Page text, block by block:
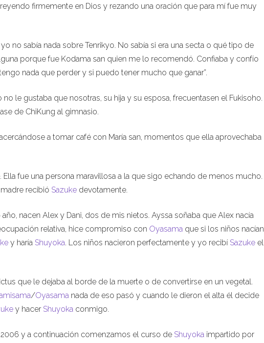
firmemente en Dios y rezando una oración que para mí fue muy
no sabía nada sobre Tenrikyo. No sabía si era una secta o qué tipo de
porque fue Kodama san quien me lo recomendó. Confiaba y confío
nada que perder y si puedo tener mucho que ganar”.
le gustaba que nosotras, su hija y su esposa, frecuentasen el Fukisoho.
de ChiKung al gimnasio.
a tomar café con María san, momentos que ella aprovechaba
fue una persona maravillosa a la que sigo echando de menos mucho.
recibió Sazuke devotamente.
nacen Alex y Dani, dos de mis nietos. Ayssa soñaba que Alex nacía
relativa, hice compromiso con Oyasama que si los niños nacían
y haría Shuyoka. Los niños nacieron perfectamente y yo recibí Sazuke el
que le dejaba al borde de la muerte o de convertirse en un vegetal.
/Oyasama nada de eso pasó y cuando le dieron el alta él decide
y hacer Shuyoka conmigo.
y a continuación comenzamos el curso de Shuyoka impartido por